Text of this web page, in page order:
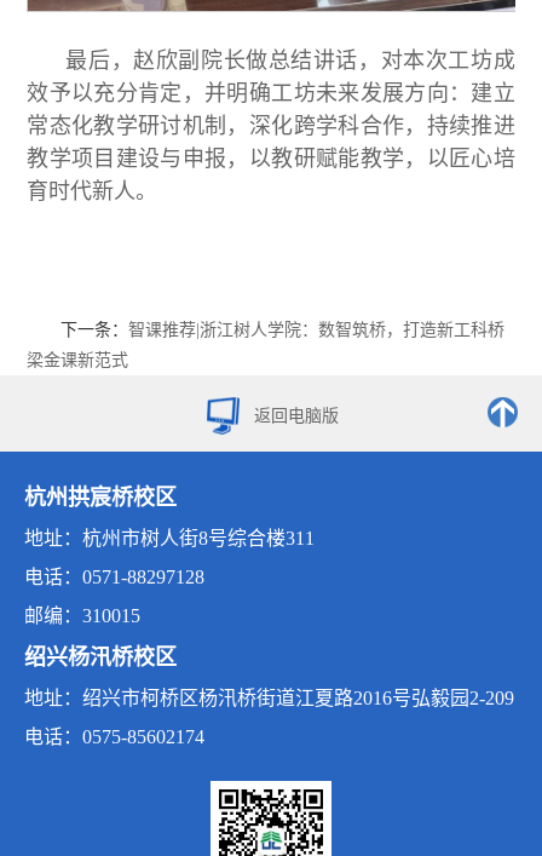
最后，赵欣副院长做总结讲话，对本次工坊成
效予以充分肯定，并明确工坊未来发展方向：建立
常态化教学研讨机制，深化跨学科合作，持续推进
教学项目建设与申报，以教研赋能教学，以匠心培
育时代新人。
下一条：智课推荐|浙江树人学院：数智筑桥，打造新工科桥
梁金课新范式
返回电脑版
杭州拱宸桥校区
地址：杭州市树人街8号综合楼311
电话：0571-88297128
邮编：310015
绍兴杨汛桥校区
地址：绍兴市柯桥区杨汛桥街道江夏路2016号弘毅园2-209
电话：0575-85602174